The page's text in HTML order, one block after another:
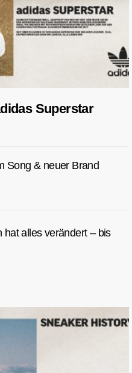
Superstar
Song & neuer Brand
alles verändert – bis